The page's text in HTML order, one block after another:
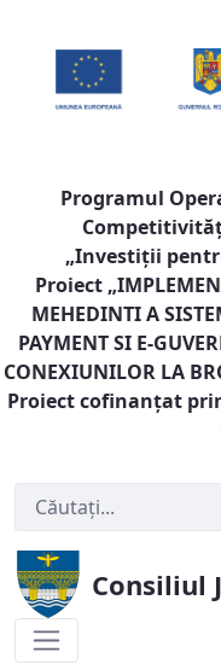
Programul
„Investiţii
Proiect „
MEHEDINTI A
PAYMENT SI E-
CONEXIUNILOR LA
Proiect cofinanţat
Consiliul